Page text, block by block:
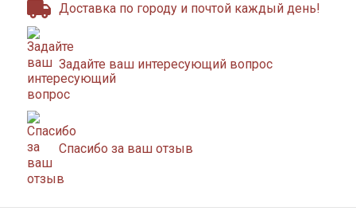
Доставка по городу и почтой каждый день!
Задайте ваш интересующий вопрос
Спасибо за ваш отзыв